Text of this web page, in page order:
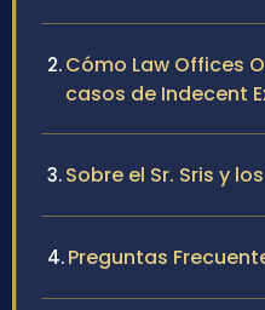
Cómo Law Offices
casos de Indecent
Sobre el Sr. Sris y
Preguntas